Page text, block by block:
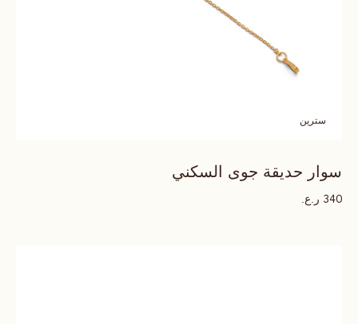
سترين
سوار حديقة جوى السكني
340 ر.ع.